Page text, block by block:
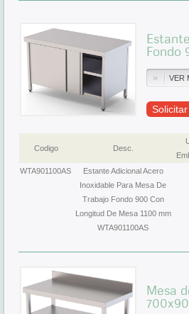
Fondo
VER
Solicitar
Codigo Desc.
WTA901100AS
Estante Adicional Acero
Inoxidable Para Mesa De
Trabajo Fondo 900 Con
Longitud De Mesa 1100 mm
WTA901100AS
Mesa